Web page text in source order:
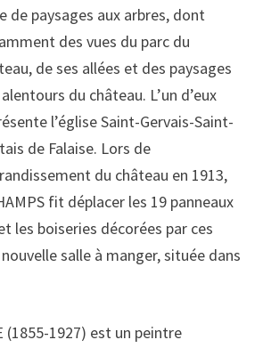
de paysages aux arbres, dont
des vues du parc du
de ses allées et des paysages
du château. L’un d’eux
l’église Saint-Gervais-Saint-
de Falaise. Lors de
du château en 1913,
fit déplacer les 19 panneaux
les boiseries décorées par ces
salle à manger, située dans
(1855-1927) est un peintre